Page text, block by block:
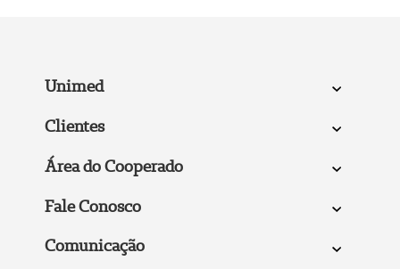
Unimed
Clientes
Área do Cooperado
Fale Conosco
Comunicação